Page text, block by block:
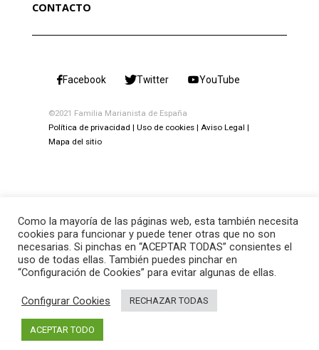
CONTACTO
Facebook Twitter YouTube
©2021 Familia Marianista de España
Política de privacidad
Uso de cookies
Aviso Legal
Mapa del sitio
Como la mayoría de las páginas web, esta también necesita
cookies para funcionar y puede tener otras que no son
necesarias. Si pinchas en “ACEPTAR TODAS” consientes el
uso de todas ellas. También puedes pinchar en
“Configuración de Cookies” para evitar algunas de ellas.
Configurar Cookies RECHAZAR TODAS
ACEPTAR TODO